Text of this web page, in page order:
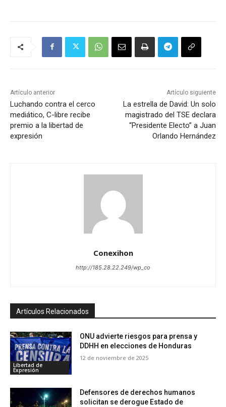
Artículo anterior
Luchando contra el cerco
mediático, C-libre recibe
premio a la libertad de
expresión
Artículo siguiente
La estrella de David: Un solo
magistrado del TSE declara
“Presidente Electo” a Juan
Orlando Hernández
Conexihon
http://185.28.22.249/wp_co
Artículos Relacionados
Libertad de
Expresión
ONU advierte riesgos para prensa y
DDHH en elecciones de Honduras
12 de noviembre de 2025
Defensores de derechos humanos
solicitan se derogue Estado de